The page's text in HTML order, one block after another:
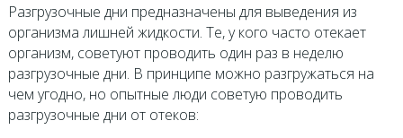
Разгрузочные дни предназначены для выведения из
организма лишней жидкости. Те, у кого часто отекает
организм, советуют проводить один раз в неделю
разгрузочные дни. В принципе можно разгружаться на
чем угодно, но опытные люди советую проводить
разгрузочные дни от отеков: